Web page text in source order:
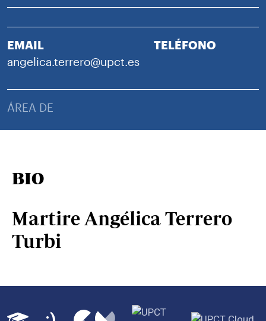
EMAIL
angelica.terrero@upct.es
TELÉFONO
ÁREA DE
BIO
Martire Angélica Terrero
Turbi